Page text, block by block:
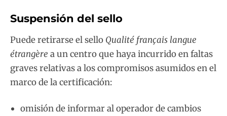
Suspensión del sello
Puede retirarse el sello Qualité français langue
étrangère a un centro que haya incurrido en faltas
graves relativas a los compromisos asumidos en el
marco de la certificación:
omisión de informar al operador de cambios